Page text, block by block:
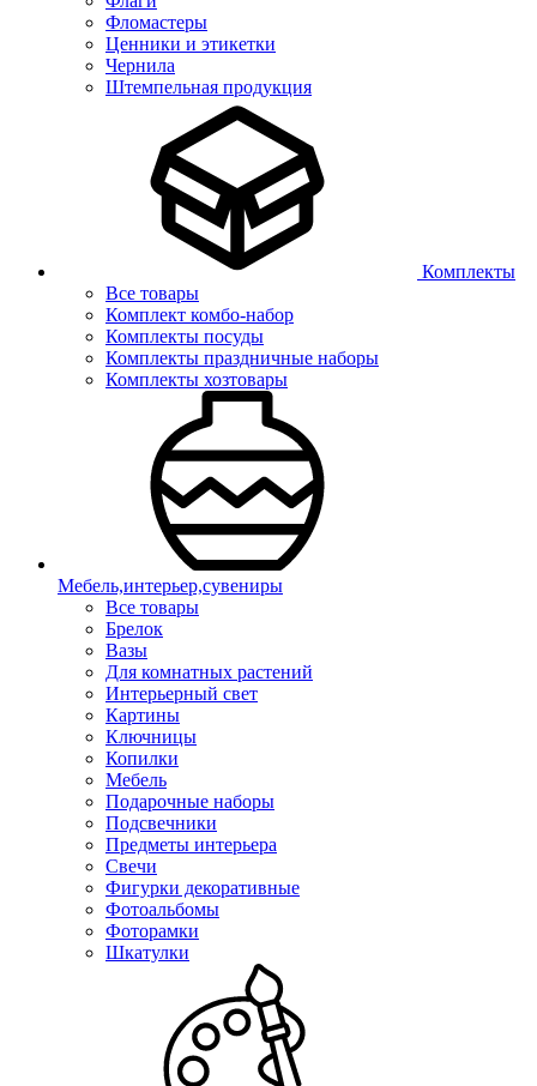
Фломастеры
Ценники и этикетки
Чернила
Штемпельная продукция
Комплекты
Все товары
Комплект комбо-набор
Комплекты посуды
Комплекты праздничные наборы
Комплекты хозтовары
Мебель,интерьер,сувениры
Все товары
Брелок
Вазы
Для комнатных растений
Интерьерный свет
Картины
Ключницы
Копилки
Мебель
Подарочные наборы
Подсвечники
Предметы интерьера
Свечи
Фигурки декоративные
Фотоальбомы
Фоторамки
Шкатулки